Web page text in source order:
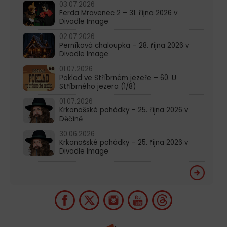
03.07.2026
Ferda Mravenec 2 – 31. října 2026 v
Divadle Image
02.07.2026
Perníková chaloupka – 28. října 2026 v
Divadle Image
01.07.2026
Poklad ve Stříbrném jezeře – 60. U
Stříbrného jezera (1/8)
01.07.2026
Krkonošské pohádky – 25. října 2026 v
Děčíně
30.06.2026
Krkonošské pohádky – 25. října 2026 v
Divadle Image